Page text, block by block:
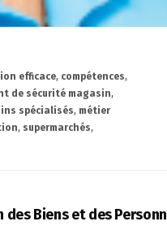
efficace, compétences,
de sécurité magasin,
spécialisés, métier
, supermarchés,
Biens et des Personn